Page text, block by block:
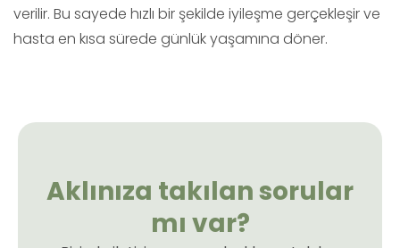
verilir. Bu sayede hızlı bir şekilde iyileşme gerçekleşir ve
hasta en kısa sürede günlük yaşamına döner.
Aklınıza takılan sorular
mı var?